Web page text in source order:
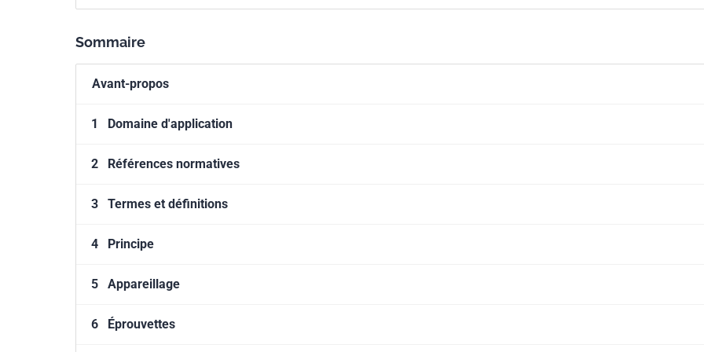
Sommaire
Avant-propos
1 Domaine d'application
2 Références normatives
3 Termes et définitions
4 Principe
5 Appareillage
6 Éprouvettes